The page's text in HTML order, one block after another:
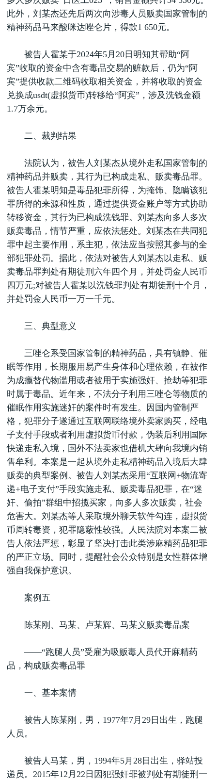
此外，刘某杰还先后两次向涉毒人员贩卖国家管制的
精神药品马来酸咪达唑仑片，得款1 650元。
被告人霍某于2024年5月20日明知其帮助“阿
宾”收取的资金中含有毒品交易的赃款后，仍为“阿
宾”提供收款二维码收取相关资金，并将收取的资金
兑换成usdt(虚拟货币)转移给“阿宾”，涉及洗钱金额
1.7万余元。
二、裁判结果
法院认为，被告人刘某杰从境外走私国家管制的
精神药品并贩卖，其行为已构成走私、贩卖毒品罪。
被告人霍某明知是毒品犯罪所得，为掩饰、隐瞒该犯
罪所得的来源和性质，通过提供资金账户等方式协助
转移资金，其行为已构成洗钱罪。刘某杰向多人多次
贩卖毒品，情节严重，应依法惩处。刘某杰在共同犯
罪中起主要作用，系主犯，依法应当按照其参与的全
部犯罪处罚。据此，依法对被告人刘某杰以走私、贩
卖毒品罪判处有期徒刑六年四个月，并处罚金人民币
四万元;对被告人霍某以洗钱罪判处有期徒刑十个月，
并处罚金人民币一万一千元。
三、典型意义
三唑仑系受国家管制的精神药品，具有镇静、催
眠等作用，长期服用易产生身体和心理依赖，在被作
为成瘾替代物滥用或者被用于实施强奸、抢劫等犯罪
时属于毒品。近年来，不法分子利用三唑仑等物质的
催眠作用实施迷奸的案件时有发生。因国内管制严
格，犯罪分子遂通过互联网联络境外卖家购买，经电
子支付手段或者利用虚拟货币付款，伪装后利用国际
快递走私入境，国外不法卖家也借机大肆向我境内销
售牟利。本案是一起从境外走私精神药品入境后大肆
贩卖的典型案例。被告人刘某杰采用“互联网+物流寄
递+电子支付”手段实施走私、贩卖毒品犯罪，在“迷
奸、偷拍”群组中招揽买家，向多人多次贩卖，社会
危害大。刘某杰等人采取境外聊天软件勾连，虚拟货
币周转毒资，犯罪隐蔽性较强。人民法院对本案二被
告人依法严惩，彰显了坚决打击此类涉麻精药品犯罪
的严正立场。同时，提醒社会公众特别是女性群体增
强自我保护意识。
案例五
陈某刚、马某、卢某辉、马某义贩卖毒品案
——“跑腿人员”受雇为吸贩毒人员代开麻精药
品，构成贩卖毒品罪
一、基本案情
被告人陈某刚，男，1977年7月29日出生，跑腿
人员。
被告人马某，男，1994年5月28日出生，驿站投
递员。2015年12月22日因犯强奸罪被判处有期徒刑一